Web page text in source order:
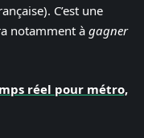
C’est une
notamment à gagner
réel pour métro,